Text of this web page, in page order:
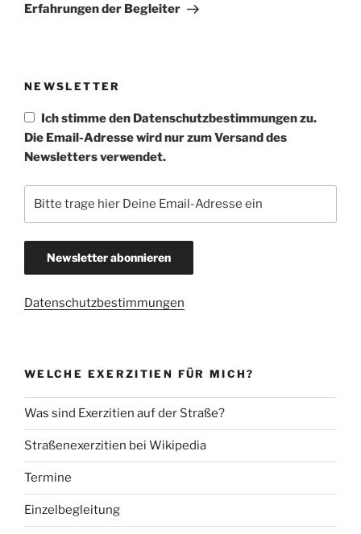
Erfahrungen der Begleiter
NEWSLETTER
Ich stimme den Datenschutzbestimmungen zu.
Die Email-Adresse wird nur zum Versand des
Newsletters verwendet.
Datenschutzbestimmungen
WELCHE EXERZITIEN FÜR MICH?
Was sind Exerzitien auf der Straße?
Straßenexerzitien bei Wikipedia
Termine
Einzelbegleitung